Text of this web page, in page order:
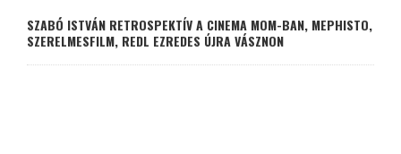
SZABÓ ISTVÁN RETROSPEKTÍV A CINEMA MOM-BAN, MEPHISTO,
SZERELMESFILM, REDL EZREDES ÚJRA VÁSZNON